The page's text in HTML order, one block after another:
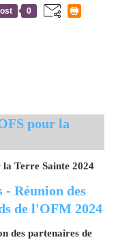
0
Terre Sainte 2024
des partenaires de